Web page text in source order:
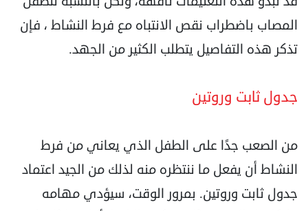
المصاب باضطراب نقص الانتباه مع فرط النشاط ، فإن
تذكر هذه التفاصيل يتطلب الكثير من الجهد.
جدول ثابت وروتين
من الصعب جدًا على الطفل الذي يعاني من فرط
النشاط أن يفعل ما ننتظره منه لذلك من الجيد اعتماد
جدول ثابت وروتين. بمرور الوقت، سيؤدي مهامه